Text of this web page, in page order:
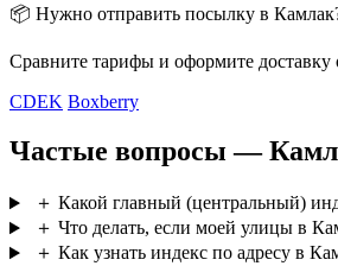
📦 Нужно отправить посылку в
Сравните тарифы и оформите доставку
CDEK Boxberry
Частые вопросы —
＋ Какой главный (центральный)
＋ Что делать, если моей улицы в
＋ Как узнать индекс по адресу в